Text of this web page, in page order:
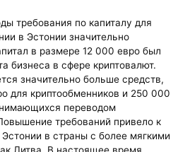
требования по капиталу для
в Эстонии значительно
в размере 12 000 евро был
бизнеса в сфере криптовалют.
значительно больше средств,
для криптообменников и 250 000
переводом
требований привело к
в страны с более мягкими